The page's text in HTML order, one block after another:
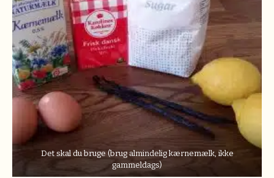
Det skal du bruge (brug almindelig kærnemælk, ikke
gammeldags)